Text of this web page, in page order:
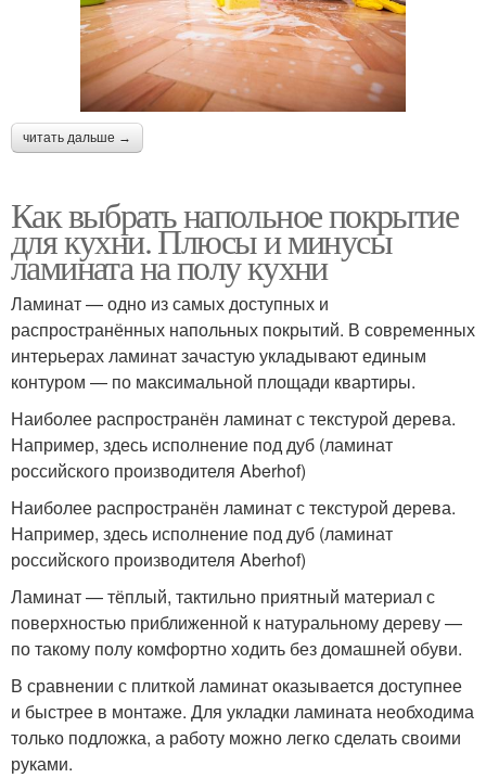
читать дальше →
Как выбрать напольное покрытие
для кухни. Плюсы и минусы
ламината на полу кухни
Ламинат — одно из самых доступных и
распространённых напольных покрытий. В современных
интерьерах ламинат зачастую укладывают единым
контуром — по максимальной площади квартиры.
Наиболее распространён ламинат с текстурой дерева.
Например, здесь исполнение под дуб (ламинат
российского производителя Aberhof)
Наиболее распространён ламинат с текстурой дерева.
Например, здесь исполнение под дуб (ламинат
российского производителя Aberhof)
Ламинат — тёплый, тактильно приятный материал с
поверхностью приближенной к натуральному дереву —
по такому полу комфортно ходить без домашней обуви.
В сравнении с плиткой ламинат оказывается доступнее
и быстрее в монтаже. Для укладки ламината необходима
только подложка, а работу можно легко сделать своими
руками.